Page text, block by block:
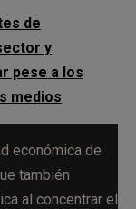
de
y
pese a los
medios
económica de
también
al concentrar el